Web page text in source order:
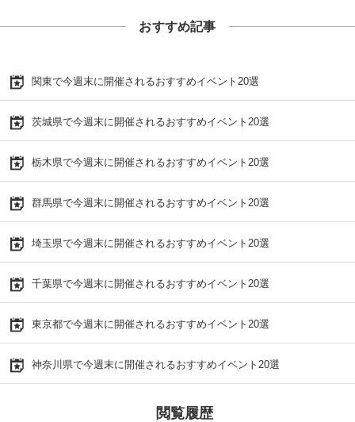
おすすめ記事
関東で今週末に開催されるおすすめイベント20選
茨城県で今週末に開催されるおすすめイベント20選
栃木県で今週末に開催されるおすすめイベント20選
群馬県で今週末に開催されるおすすめイベント20選
埼玉県で今週末に開催されるおすすめイベント20選
千葉県で今週末に開催されるおすすめイベント20選
東京都で今週末に開催されるおすすめイベント20選
神奈川県で今週末に開催されるおすすめイベント20選
閲覧履歴